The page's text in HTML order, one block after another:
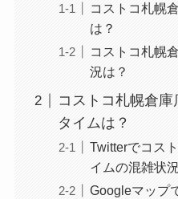
コストコ札幌
は？
コストコ札幌
況は？
コストコ札幌倉
タイムは？
Twitterでコス
イムの混雑状
Googleマップ